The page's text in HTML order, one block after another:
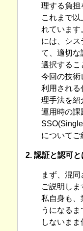
理する負担
これまで
れています
には、シス
て、適切な
選択するこ
今回の技術
利用される
理手法を紹
運用時の課
についてご
2. 認証と認可と
まず、混
ご説明しま
私自身も、
うになる
しないまま